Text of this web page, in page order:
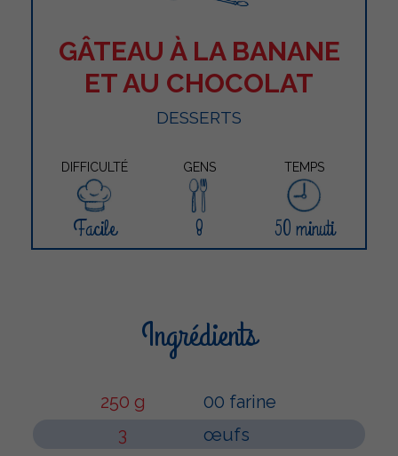
GÂTEAU À LA BANANE
ET AU CHOCOLAT
DESSERTS
DIFFICULTÉ GENS TEMPS
Facile 8 50 minuti
Ingrédients
250 g
00 farine
3
œufs